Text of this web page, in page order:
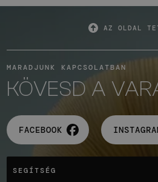
AZ OLDAL
MARADJUNK KAPCSOLATBAN
KÖVESD A
FACEBOOK
SEGÍTSÉG